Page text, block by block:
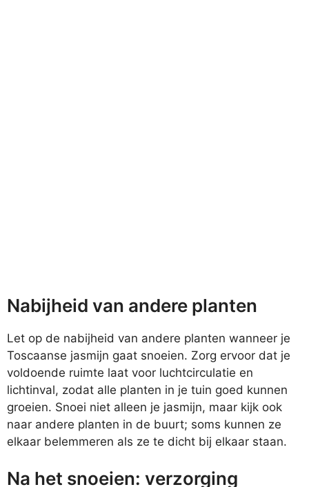
Nabijheid van andere planten
Let op de nabijheid van andere planten wanneer je
Toscaanse jasmijn gaat snoeien. Zorg ervoor dat je
voldoende ruimte laat voor luchtcirculatie en
lichtinval, zodat alle planten in je tuin goed kunnen
groeien. Snoei niet alleen je jasmijn, maar kijk ook
naar andere planten in de buurt; soms kunnen ze
elkaar belemmeren als ze te dicht bij elkaar staan.
Na het snoeien: verzorging